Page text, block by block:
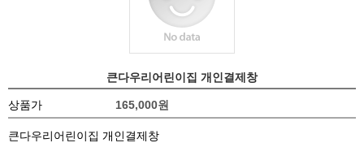
큰다우리어린이집 개인결제창
상품가 165,000원
큰다우리어린이집 개인결제창